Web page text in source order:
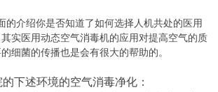
的介绍你是否知道了如何选择人机共处的医用
实医用动态空气消毒机的应用对提高空气的质
细菌的传播也是会有很大的帮助的。
下述环境的空气消毒净化：